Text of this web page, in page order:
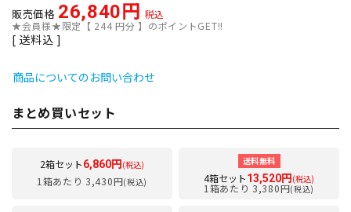
販売価格 26,840
税込
★会員様★限定【 244 円分 】のポイントGET!!
送料込
商品についてのお問い合わせ
まとめ買いセット
2箱セット6,860円 (税込)
1箱あたり 3,430円(税込)
送料無料
4箱セット13,520円 (税込)
1箱あたり 3,380円(税込)